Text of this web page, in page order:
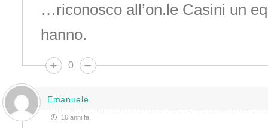
…riconosco all’on.le Casini un
hanno.
0
Emanuele
16 anni fa